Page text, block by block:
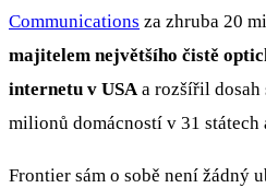
Communications za zhruba 20
majitelem největšího čistě
internetu v USAa rozšířil dosah
milionů domácností v 31 státech
Frontier sám o sobě není žádný